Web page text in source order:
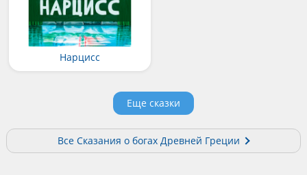
Нарцисс
Еще сказки
Все Сказания о богах Древней Греции